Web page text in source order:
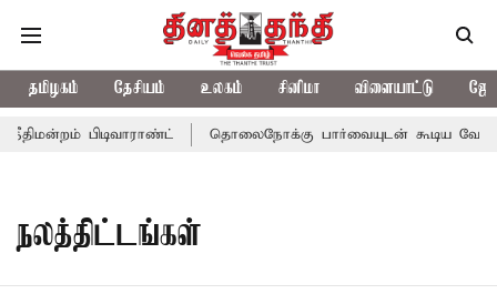
தமிழகம் தேசியம் உலகம் சினிமா விளையாட்டு
பிடிவாராண்ட் தொலைநோக்கு பார்வையுடன் கூடிய
நலத்திட்டங்கள்